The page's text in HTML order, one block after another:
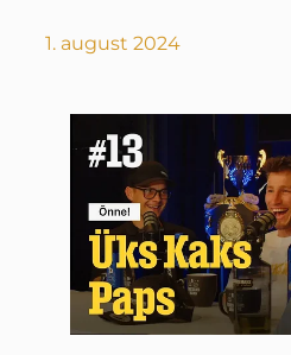
1. august 2024